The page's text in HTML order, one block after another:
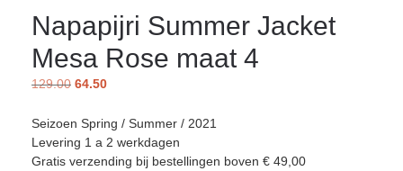
Napapijri Summer Jacket
Mesa Rose maat 4
129.00 64.50
Seizoen Spring / Summer / 2021
Levering 1 a 2 werkdagen
Gratis verzending bij bestellingen boven € 49,00